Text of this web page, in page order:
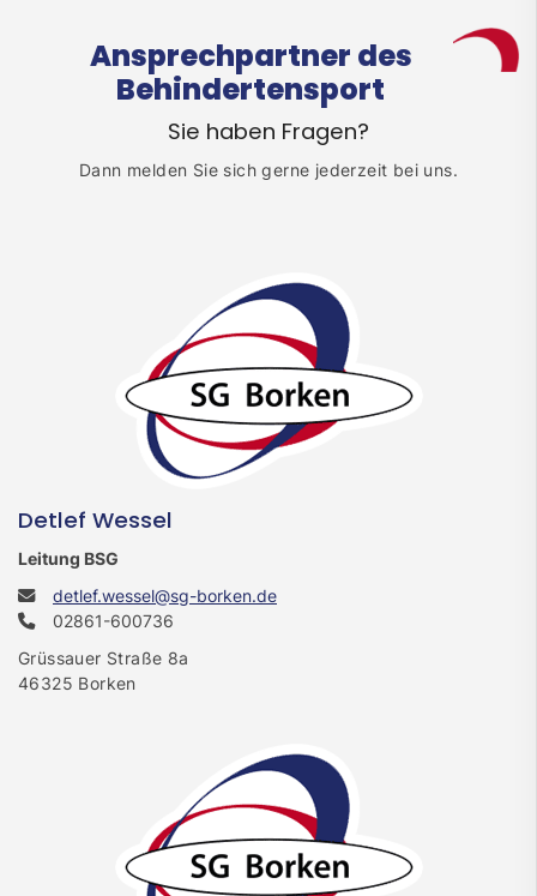
Ansprechpartner des
Behindertensport
Sie haben Fragen?
Dann melden Sie sich gerne jederzeit bei uns.
Detlef Wessel
Leitung BSG
detlef.wessel@sg-borken.de
02861-600736
Grüssauer Straße 8a
46325 Borken